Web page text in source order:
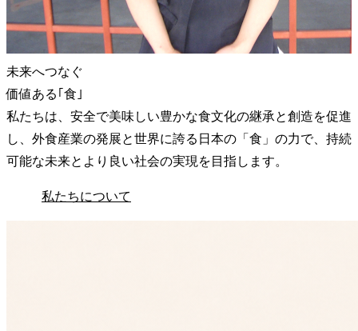
未来へつなぐ
価値ある｢食｣
私たちは、安全で美味しい豊かな食文化の継承と創造を促進
し、外食産業の発展と世界に誇る日本の「食」の力で、持続
可能な未来とより良い社会の実現を目指します。
私たちについて